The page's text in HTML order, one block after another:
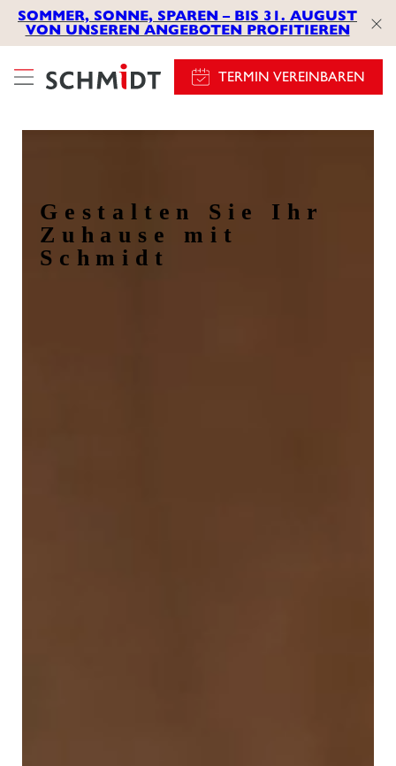
SOMMER, SONNE, SPAREN – BIS 31. AUGUST
VON UNSEREN ANGEBOTEN PROFITIEREN
TERMIN VEREINBAREN
Gestalten Sie Ihr
Zuhause mit
Schmidt